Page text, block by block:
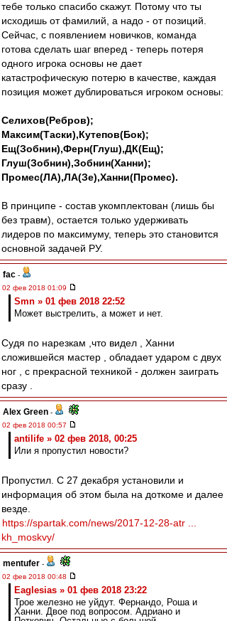
тебе только спасибо скажут. Потому что ты
исходишь от фамилий, а надо - от позиций.
Сейчас, с появлением новичков, команда
готова сделать шаг вперед - теперь потеря
одного игрока основы не дает
катастрофическую потерю в качестве, каждая
позиция может дублироваться игроком основы:
Селихов(Ребров);
Максим(Таски),Кутепов(Бок);
Ещ(Зобнин),Ферн(Глуш),ДК(Ещ);
Глуш(Зобнин),Зобнин(Ханни);
Промес(ЛА),ЛА(Зе),Ханни(Промес).
В принципе - состав укомплектован (лишь бы
без травм), остается только удерживать
лидеров по максимуму, теперь это становится
основной задачей РУ.
fac -
02 фев 2018 01:09
Smn » 01 фев 2018 22:52
Может выстрелить, а может и нет.
Судя по нарезкам ,что видел , Ханни
сложившейся мастер , обладает ударом с двух
ног , с прекрасной техникой - должен заиграть
сразу .
Alex Green -
02 фев 2018 00:57
antilife » 02 фев 2018, 00:25
Или я пропустил новости?
Пропустил. С 27 декабря установили и
информация об этом была на доткоме и далее
везде.
https://spartak.com/news/2017-12-28-atr ...
kh_moskvy/
mentufer -
02 фев 2018 00:48
Eaglesias » 01 фев 2018 23:22
Трое железно не уйдут. Фернандо, Роша и
Ханни. Двое под вопросом. Адриано и